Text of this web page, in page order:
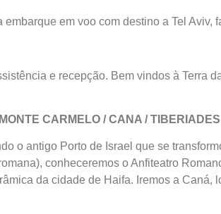
em voo com destino a Tel Aviv,
e recepção. Bem vindos à Terra
CARMELO / CANA / TIBERIADES
o antigo Porto de Israel que se
conheceremos o Anfiteatro
da cidade de Haifa. Iremos a